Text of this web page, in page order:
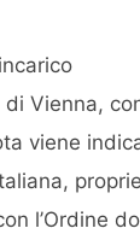
di Vienna,
viene
l’Ordine